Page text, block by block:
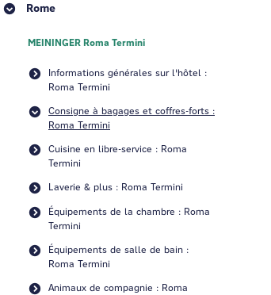
Rome
MEININGER Roma Termini
Informations générales sur l'hôtel :
Roma Termini
Consigne à bagages et coffres-forts :
Roma Termini
Cuisine en libre-service : Roma
Termini
Laverie & plus : Roma Termini
Équipements de la chambre : Roma
Termini
Équipements de salle de bain :
Roma Termini
Animaux de compagnie : Roma